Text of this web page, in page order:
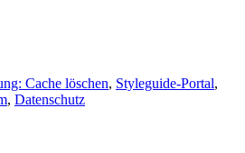
Cache löschen, Styleguide-Portal,
, Datenschutz